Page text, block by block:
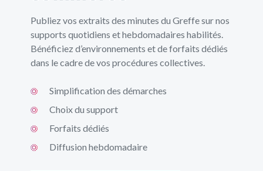
Publiez vos extraits des minutes du Greffe sur nos
supports quotidiens et hebdomadaires habilités.
Bénéficiez d’environnements et de forfaits dédiés
dans le cadre de vos procédures collectives.
Simplification des démarches
Choix du support
Forfaits dédiés
Diffusion hebdomadaire